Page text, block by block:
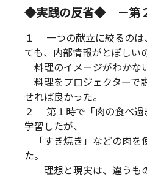
◆実践の反省◆ －第
１ 一つの献立に絞るのは
ても、内部情報がとぼしい
料理のイメージがわかな
料理をプロジェクターで
せれば良かった。
２ 第１時で「肉の食べ過
学習したが、
「すき焼き」などの肉を
た。
理想と現実は、違うもの